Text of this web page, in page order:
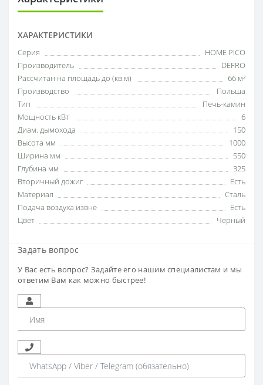
ХАРАКТЕРИСТИКИ
Серия
HOME PICO
Производитель
DEFRO
Рассчитан на площадь до (кв.м)
66 м²
Производство
Польша
Тип
Печь-камин
Мощность кВт
6
Диам. дымохода
150
Высота мм
1000
Ширина мм
550
Глубина мм
325
Вторичный дожиг
Есть
Материал
Сталь
Подача воздуха извне
Есть
Цвет
Черный
Задать вопрос
У Вас есть вопрос? Задайте его нашим специалистам и мы
ответим Вам как можно быстрее!